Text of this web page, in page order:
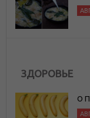
ЗДОРОВЬЕ
О